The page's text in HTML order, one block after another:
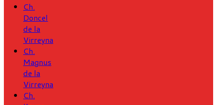
Ch.
Doncel
de la
Virreyna
Ch.
Magnus
de la
Virreyna
Ch.